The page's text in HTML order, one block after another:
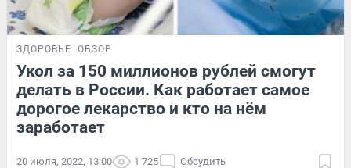
ЗДОРОВЬЕ ОБЗОР
Укол за 150 миллионов рублей смогут
делать в России. Как работает самое
дорогое лекарство и кто на нём
заработает
20 июля, 2022, 13:00 1 725 Обсудить